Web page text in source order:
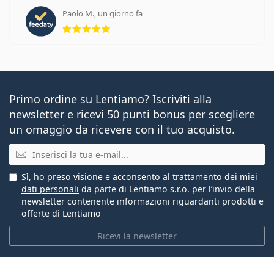
Paolo M., un giorno fa
valutazione 5 di 5
Primo ordine su Lentiamo? Iscriviti alla
newsletter e ricevi 50 punti bonus per scegliere
un omaggio da ricevere con il tuo acquisto.
E-mail
Ricevi la newsletter
Sì, ho preso visione e acconsento al trattamento dei miei
dati personali da parte di Lentiamo s.r.o. per l’invio della
newsletter contenente informazioni riguardanti prodotti e
offerte di Lentiamo